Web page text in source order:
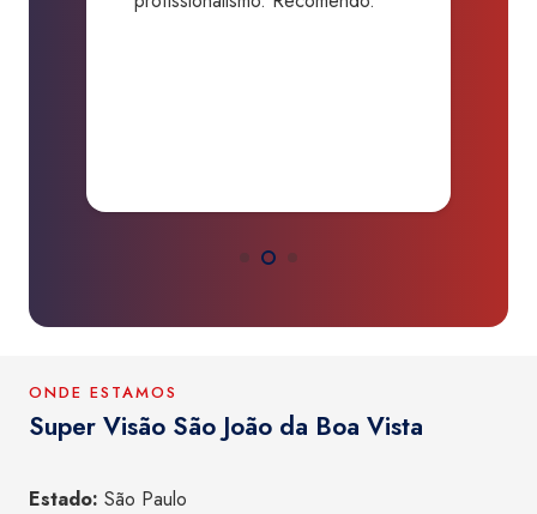
ONDE ESTAMOS
Super Visão São João da Boa Vista
Estado: São Paulo